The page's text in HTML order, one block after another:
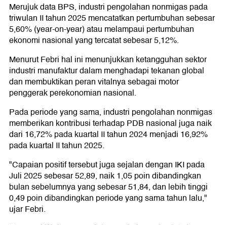
Merujuk data BPS, industri pengolahan nonmigas pada
triwulan II tahun 2025 mencatatkan pertumbuhan sebesar
5,60% (year-on-year) atau melampaui pertumbuhan
ekonomi nasional yang tercatat sebesar 5,12%.
Menurut Febri hal ini menunjukkan ketangguhan sektor
industri manufaktur dalam menghadapi tekanan global
dan membuktikan peran vitalnya sebagai motor
penggerak perekonomian nasional.
Pada periode yang sama, industri pengolahan nonmigas
memberikan kontribusi terhadap PDB nasional juga naik
dari 16,72% pada kuartal II tahun 2024 menjadi 16,92%
pada kuartal II tahun 2025.
"Capaian positif tersebut juga sejalan dengan IKI pada
Juli 2025 sebesar 52,89, naik 1,05 poin dibandingkan
bulan sebelumnya yang sebesar 51,84, dan lebih tinggi
0,49 poin dibandingkan periode yang sama tahun lalu,"
ujar Febri.